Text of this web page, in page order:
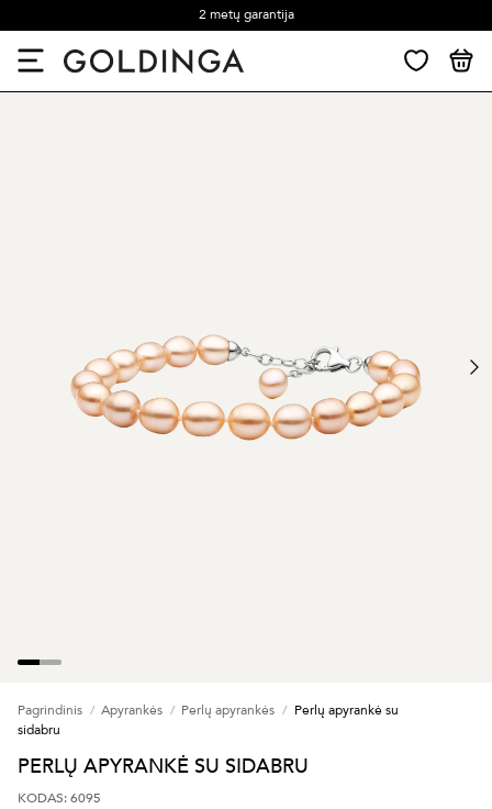
2 metų garantija
Pagrindinis Apyrankės Perlų apyrankės
Perlų apyrankė su
sidabru
PERLŲ APYRANKĖ SU SIDABRU
KODAS: 6095